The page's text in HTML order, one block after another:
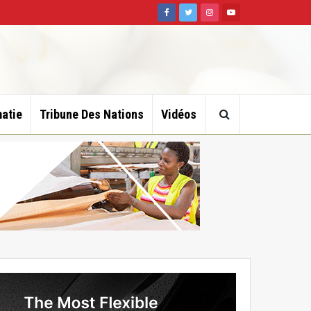
Tribune Des Nations Vidéos